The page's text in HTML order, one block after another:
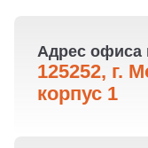
Адрес офиса
125252, г.
корпус 1